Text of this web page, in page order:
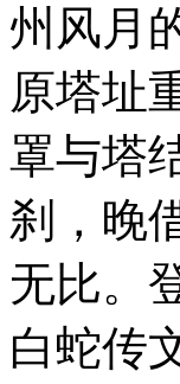
州风月
原塔址
罩与塔
刹，晚
无比。
白蛇传